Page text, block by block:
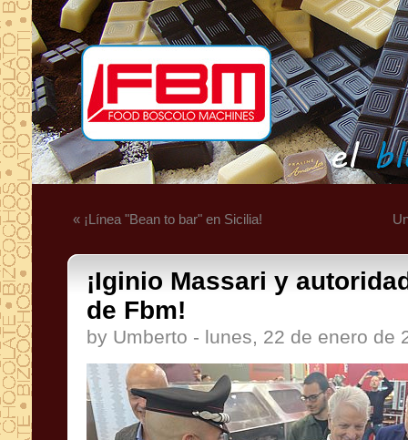
« ¡Línea "Bean to bar" en Sicilia!
¡Iginio Massari y
de Fbm!
by Umberto - lunes, 22 de enero de